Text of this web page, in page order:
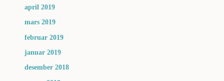
april 2019
mars 2019
februar 2019
januar 2019
desember 2018